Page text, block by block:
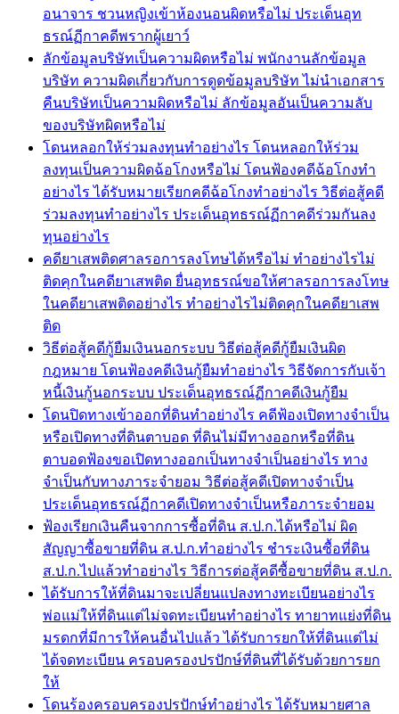
อนาจาร ชวนหญิงเข้าห้องนอนผิดหรือไม่ ประเด็นอุท
ธรณ์ฏีกาคดีพรากผู้เยาว์
ลักข้อมูลบริษัทเป็นความผิดหรือไม่ พนักงานลักข้อมูล
บริษัท ความผิดเกี่ยวกับการดูดข้อมูลบริษัท ไม่นำเอกสาร
คืนบริษัทเป็นความผิดหรือไม่ ลักข้อมูลอันเป็นความลับ
ของบริษัทผิดหรือไม่
โดนหลอกให้ร่วมลงทุนทำอย่างไร โดนหลอกให้ร่วม
ลงทุนเป็นความผิดฉ้อโกงหรือไม่ โดนฟ้องคดีฉ้อโกงทำ
อย่างไร ได้รับหมายเรียกคดีฉ้อโกงทำอย่างไร วิธีต่อสู้คดี
ร่วมลงทุนทำอย่างไร ประเด็นอุทธรณ์ฏีกาคดีร่วมกันลง
ทุนอย่างไร
คดียาเสพติดศาลรอการลงโทษได้หรือไม่ ทำอย่างไรไม่
ติดคุกในคดียาเสพติด ยื่นอุทธรณ์ขอให้ศาลรอการลงโทษ
ในคดียาเสพติดอย่างไร ทำอย่างไรไม่ติดคุกในคดียาเสพ
ติด
วิธีต่อสู้คดีกู้ยืมเงินนอกระบบ วิธีต่อสู้คดีกู้ยืมเงินผิด
กฎหมาย โดนฟ้องคดีเงินกู้ยืมทำอย่างไร วิธีจัดการกับเจ้า
หนี้เงินกู้นอกระบบ ประเด็นอุทธรณ์ฏีกาคดีเงินกู้ยืม
โดนปิดทางเข้าออกที่ดินทำอย่างไร คดีฟ้องเปิดทางจำเป็น
หรือเปิดทางที่ดินตาบอด ที่ดินไม่มีทางออกหรือที่ดิน
ตาบอดฟ้องขอเปิดทางออกเป็นทางจำเป็นอย่างไร ทาง
จำเป็นกับทางภาระจำยอม วิธีต่อสู้คดีเปิดทางจำเป็น
ประเด็นอุทธรณ์ฏีกาคดีเปิดทางจำเป็นหรือภาระจำยอม
ฟ้องเรียกเงินคืนจากการซื้อที่ดิน ส.ป.ก.ได้หรือไม่ ผิด
สัญญาซื้อขายที่ดิน ส.ป.ก.ทำอย่างไร ชำระเงินซื้อที่ดิน
ส.ป.ก.ไปแล้วทำอย่างไร วิธีการต่อสู้คดีซื้อขายที่ดิน ส.ป.ก.
ได้รับการให้ที่ดินมาจะเปลี่ยนแปลงทางทะเบียนอย่างไร
พ่อแม่ให้ที่ดินแต่ไม่จดทะเบียนทำอย่างไร ทายาทแย่งที่ดิน
มรดกที่มีการให้คนอื่นไปแล้ว ได้รับการยกให้ที่ดินแต่ไม่
ได้จดทะเบียน ครอบครองปรปักษ์ที่ดินที่ได้รับด้วยการยก
ให้
โดนร้องครอบครองปรปักษ์ทำอย่างไร ได้รับหมายศาล